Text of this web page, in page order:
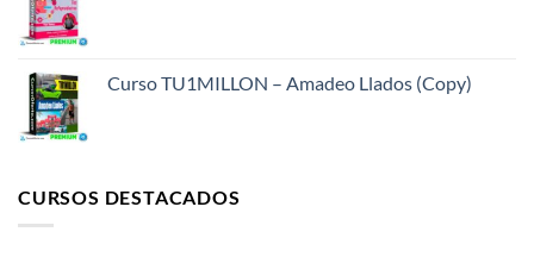
Curso TU1MILLON – Amadeo Llados (Copy)
CURSOS DESTACADOS